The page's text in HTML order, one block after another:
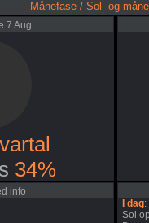
Månefase / Sol- og
7 Aug
34%
info
I dag:
Sol